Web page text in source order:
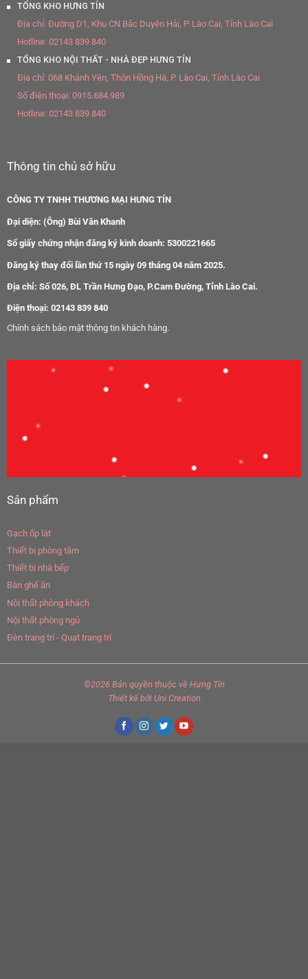
TỔNG KHO HƯNG TÍN
Địa chỉ: Đường D1, Khu CN Bắc Duyên Hải, P. Lào Cai, Tỉnh Lào Cai
Hotline: 02143 839 840
TỔNG KHO NỘI THẤT - NHÀ ĐẸP HƯNG TÍN
Địa chỉ: 068 Khánh Yên, Thôn Hồng Hà, P. Lào Cai, Tỉnh Lào Cai
Số điện thoại: 0915.684.989
Hotline: 02143 839 840
Thông tin chủ sở hữu
CÔNG TY TNHH THƯƠNG MẠI HƯNG TÍN
Đại diện: (Ông) Bùi Văn Khanh
Số giấy chứng nhận đăng ký kinh doanh: 5300221665
Đăng ký thay đổi lần thứ 15 ngày 09 tháng 04 năm 2025.
Địa chỉ: Số 026, ĐL Trần Hưng Đạo, P.Cam Đường, Tỉnh Lào Cai.
Điện thoại: 02143 839 840
Chính sách bảo mật thông tin khách hàng.
Sản phẩm
Gạch ốp lát
Thiết bị phòng tắm
Thiết bị nhà bếp
Bàn ghế ăn
Nội thất phòng khách
Nội thất phòng ngủ
Đèn trang trí - Quạt trang trí
©2026 Bản quyền thuộc về Hưng Tín
Thiết kếbởi Uni Creation